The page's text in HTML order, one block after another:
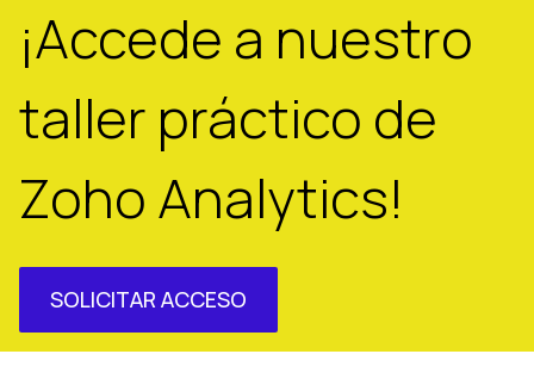
¡Accede a nuestro
taller práctico de
Zoho Analytics!
SOLICITAR ACCESO